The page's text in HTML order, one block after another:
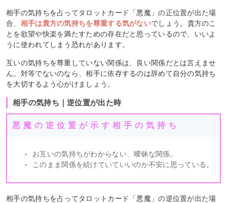
相手の気持ちを占ってタロットカード「悪魔」の正位置が出た場
合、 相手は貴方の気持ちを尊重する気がないでしょう。貴方のこ
とを欲望や快楽を満たすための存在だと思っているので、いいよ
うに使われてしまう恐れがあります。
互いの気持ちを尊重していない関係は、良い関係だとは言えませ
ん。対等でないのなら、相手に依存するのは辞めて自分の気持ち
を大切するよう心がけましょう。
相手の気持ち｜逆位置が出た時
悪魔の逆位置が示す相手の気持ち
お互いの気持ちがわからない、曖昧な関係。
このまま関係を続けていていいのか不安に思っている。
相手の気持ちを占ってタロットカード「悪魔」の逆位置が出た場